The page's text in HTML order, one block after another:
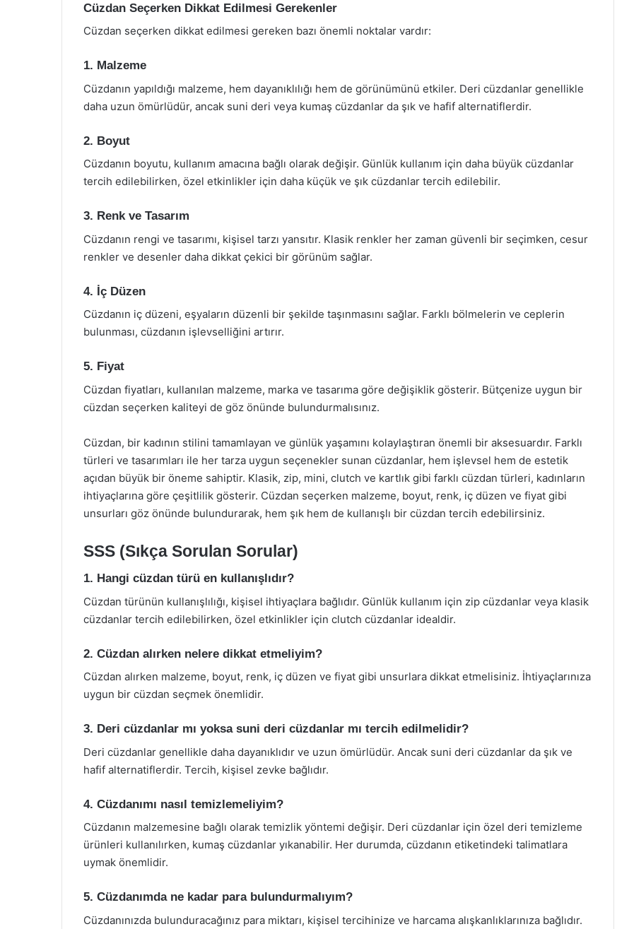
Cüzdan Seçerken Dikkat Edilmesi Gerekenler
Cüzdan seçerken dikkat edilmesi gereken bazı önemli noktalar vardır:
1. Malzeme
Cüzdanın yapıldığı malzeme, hem dayanıklılığı hem de görünümünü etkiler. Deri cüzdanlar genellikle
daha uzun ömürlüdür, ancak suni deri veya kumaş cüzdanlar da şık ve hafif alternatiflerdir.
2. Boyut
Cüzdanın boyutu, kullanım amacına bağlı olarak değişir. Günlük kullanım için daha büyük cüzdanlar
tercih edilebilirken, özel etkinlikler için daha küçük ve şık cüzdanlar tercih edilebilir.
3. Renk ve Tasarım
Cüzdanın rengi ve tasarımı, kişisel tarzı yansıtır. Klasik renkler her zaman güvenli bir seçimken, cesur
renkler ve desenler daha dikkat çekici bir görünüm sağlar.
4. İç Düzen
Cüzdanın iç düzeni, eşyaların düzenli bir şekilde taşınmasını sağlar. Farklı bölmelerin ve ceplerin
bulunması, cüzdanın işlevselliğini artırır.
5. Fiyat
Cüzdan fiyatları, kullanılan malzeme, marka ve tasarıma göre değişiklik gösterir. Bütçenize uygun bir
cüzdan seçerken kaliteyi de göz önünde bulundurmalısınız.
Cüzdan, bir kadının stilini tamamlayan ve günlük yaşamını kolaylaştıran önemli bir aksesuardır. Farklı
türleri ve tasarımları ile her tarza uygun seçenekler sunan cüzdanlar, hem işlevsel hem de estetik
açıdan büyük bir öneme sahiptir. Klasik, zip, mini, clutch ve kartlık gibi farklı cüzdan türleri, kadınların
ihtiyaçlarına göre çeşitlilik gösterir. Cüzdan seçerken malzeme, boyut, renk, iç düzen ve fiyat gibi
unsurları göz önünde bulundurarak, hem şık hem de kullanışlı bir cüzdan tercih edebilirsiniz.
SSS (Sıkça Sorulan Sorular)
1. Hangi cüzdan türü en kullanışlıdır?
Cüzdan türünün kullanışlılığı, kişisel ihtiyaçlara bağlıdır. Günlük kullanım için zip cüzdanlar veya klasik
cüzdanlar tercih edilebilirken, özel etkinlikler için clutch cüzdanlar idealdir.
2. Cüzdan alırken nelere dikkat etmeliyim?
Cüzdan alırken malzeme, boyut, renk, iç düzen ve fiyat gibi unsurlara dikkat etmelisiniz. İhtiyaçlarınıza
uygun bir cüzdan seçmek önemlidir.
3. Deri cüzdanlar mı yoksa suni deri cüzdanlar mı tercih edilmelidir?
Deri cüzdanlar genellikle daha dayanıklıdır ve uzun ömürlüdür. Ancak suni deri cüzdanlar da şık ve
hafif alternatiflerdir. Tercih, kişisel zevke bağlıdır.
4. Cüzdanımı nasıl temizlemeliyim?
Cüzdanın malzemesine bağlı olarak temizlik yöntemi değişir. Deri cüzdanlar için özel deri temizleme
ürünleri kullanılırken, kumaş cüzdanlar yıkanabilir. Her durumda, cüzdanın etiketindeki talimatlara
uymak önemlidir.
5. Cüzdanımda ne kadar para bulundurmalıyım?
Cüzdanınızda bulunduracağınız para miktarı, kişisel tercihinize ve harcama alışkanlıklarınıza bağlıdır.